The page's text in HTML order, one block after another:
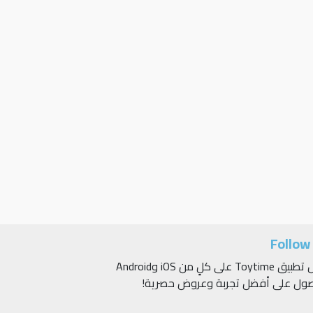
حمّل تطبيق Toytime على كلٍ من iOS وAndroid
على أفضل تجربة وعروض حصرية!